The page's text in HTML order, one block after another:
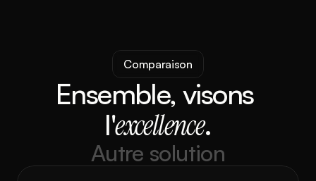
Comparaison
Ensemble, visons
l'excellence.
Autre solution